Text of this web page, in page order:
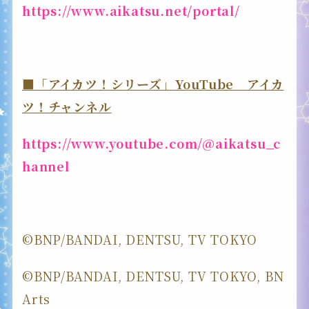
https://www.aikatsu.net/portal/
■「アイカツ！シリーズ」YouTube アイカ
ツ！チャンネル
https://www.youtube.com/@aikatsu_c
hannel
©BNP/BANDAI, DENTSU, TV TOKYO
©BNP/BANDAI, DENTSU, TV TOKYO, BN
Arts